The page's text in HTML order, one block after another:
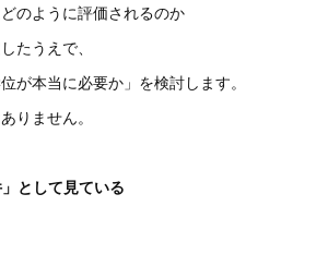
のように評価されるのか
たうえで、
が本当に必要か」を検討します。
りません。
として見ている